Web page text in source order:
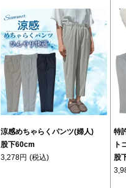
涼感めちゃらくパンツ(婦人)
股下60cm
3,278円 (税込)
特
ト
股